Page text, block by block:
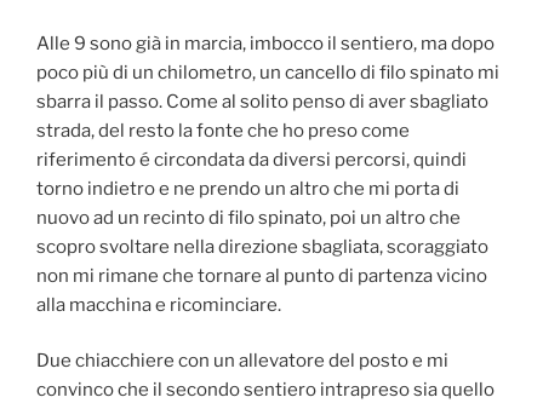
Alle 9 sono già in marcia, imbocco il sentiero, ma dopo
poco più di un chilometro, un cancello di filo spinato mi
sbarra il passo. Come al solito penso di aver sbagliato
strada, del resto la fonte che ho preso come
riferimento é circondata da diversi percorsi, quindi
torno indietro e ne prendo un altro che mi porta di
nuovo ad un recinto di filo spinato, poi un altro che
scopro svoltare nella direzione sbagliata, scoraggiato
non mi rimane che tornare al punto di partenza vicino
alla macchina e ricominciare.
Due chiacchiere con un allevatore del posto e mi
convinco che il secondo sentiero intrapreso sia quello